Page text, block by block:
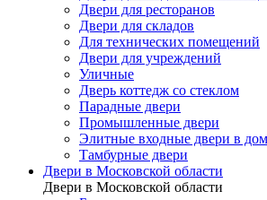
Двери для ресторанов
Двери для складов
Для технических помещений
Двери для учреждений
Уличные
Дверь коттедж со стеклом
Парадные двери
Промышленные двери
Элитные входные двери в дом
Тамбурные двери
Двери в Московской области
Двери в Московской области